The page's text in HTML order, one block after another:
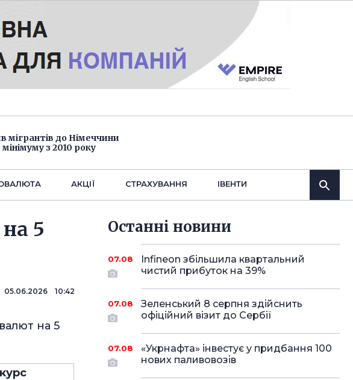
мігрантів до Німеччини
з 2010 року
АКЦІЇ СТРАХУВАННЯ IВЕНТИ
5
05.06.2026 10:42
на 5
Останнi новини
07.08
Infineon збільшила квартальний
чистий прибуток на 39%
07.08
Зеленський 8 серпня здійснить
офіційний візит до Сербії
07.08
«Укрнафта» інвестує у придбання 100
нових паливовозів